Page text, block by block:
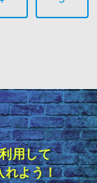
用して
れよう！